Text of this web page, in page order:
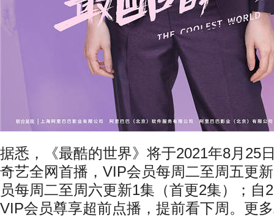
据悉，《最酷的世界》将于2021年8月 25
奇艺全网首播， VIP会员每周二至周五更新
员每周二至周六更新1集（首更2集）；自
VIP会员尊享超前点播，提前看下周。更